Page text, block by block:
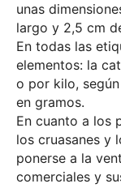
unas
largo y 2,5 cm
En todas las
elementos: la
o por kilo,
en gramos.
En cuanto a los
los cruasanes y
ponerse a la
comerciales y